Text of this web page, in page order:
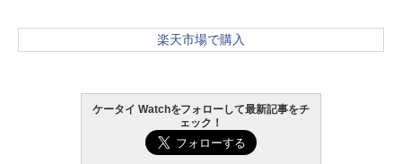
楽天市場で購入
ケータイ Watchをフォローして最新記事をチ
ェック！